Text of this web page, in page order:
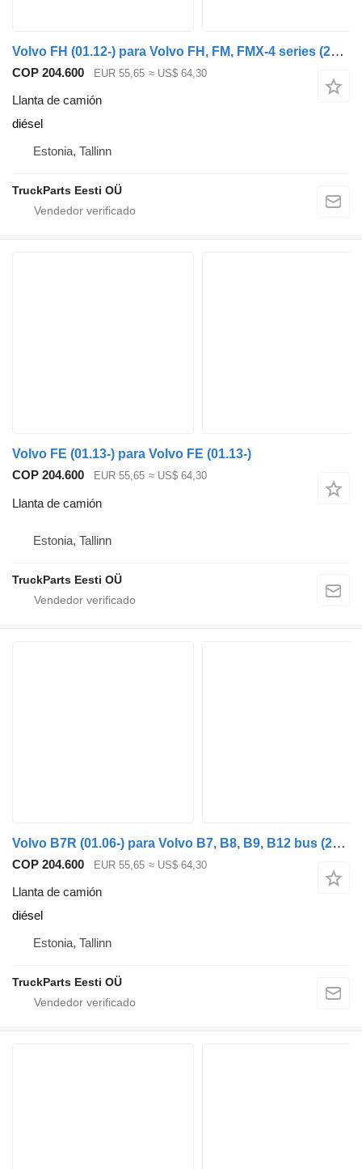
Volvo FH (01.12-) para Volvo FH, FM, FMX-4 series (2013-)
COP 204.600 EUR 55,65 ≈ US$ 64,30
Llanta de camión
diésel
Estonia, Tallinn
TruckParts Eesti OÜ
Volvo FE (01.13-) para Volvo FE (01.13-)
COP 204.600
EUR 55,65 ≈ US$ 64,30
Llanta de camión
Estonia, Tallinn
TruckParts Eesti OÜ
Volvo B7R (01.06-) para Volvo B7, B8, B9, B12 bus (2005-)
COP 204.600 EUR 55,65 ≈ US$ 64,30
Llanta de camión
diésel
Estonia, Tallinn
TruckParts Eesti OÜ